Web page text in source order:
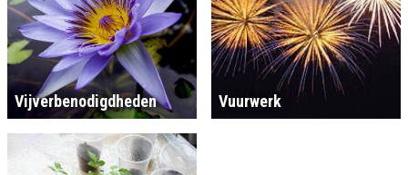
Vijverbenodigdheden Vuurwerk